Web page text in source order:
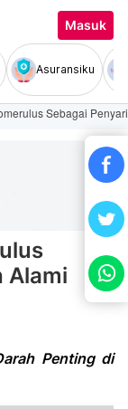
Masuk
Asuransiku
Sebagai
Alami
Penting di